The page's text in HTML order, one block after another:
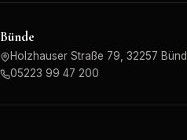
Bünde
Holzhauser Straße 79, 32257
05223 99 47 200